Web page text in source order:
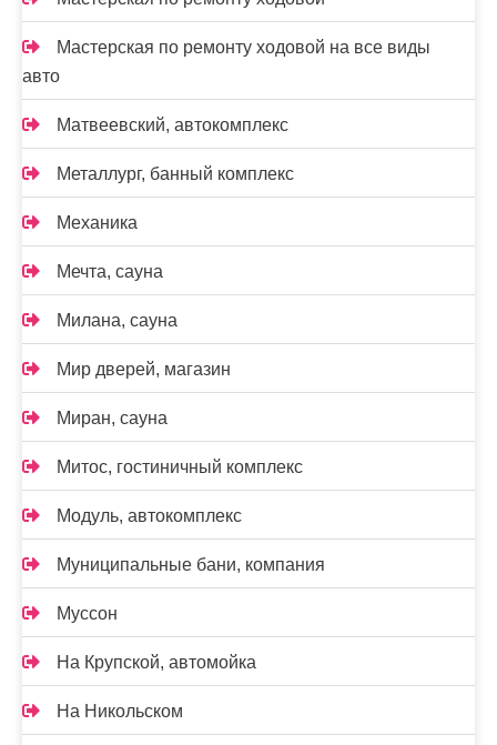
Мастерская по ремонту ходовой на все виды
авто
Матвеевский, автокомплекс
Металлург, банный комплекс
Механика
Мечта, сауна
Милана, сауна
Мир дверей, магазин
Миран, сауна
Митос, гостиничный комплекс
Модуль, автокомплекс
Муниципальные бани, компания
Муссон
На Крупской, автомойка
На Никольском